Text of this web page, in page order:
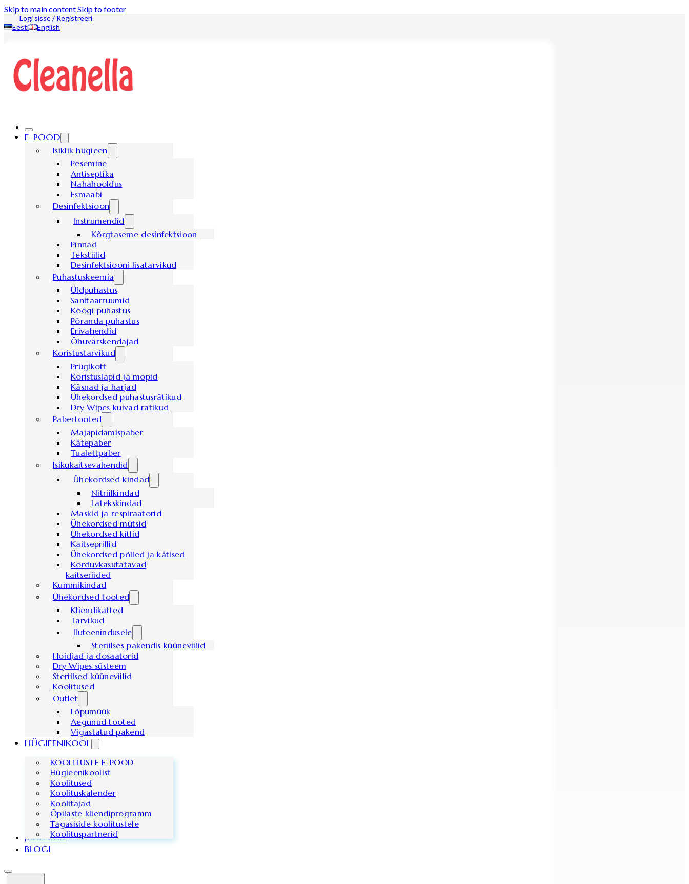
Skip to main contentSkip to footer
Logi sisse / Registreeri
Eesti
English
E-POOD
Isiklik hügieen
Pesemine
Antiseptika
Nahahooldus
Esmaabi
Desinfektsioon
Instrumendid
Kõrgtaseme desinfektsioon
Pinnad
Tekstiilid
Desinfektsiooni lisatarvikud
Puhastuskeemia
Üldpuhastus
Sanitaarruumid
Köögi puhastus
Põranda puhastus
Erivahendid
Õhuvärskendajad
Koristustarvikud
Prügikott
Koristuslapid ja mopid
Käsnad ja harjad
Ühekordsed puhastusrätikud
Dry Wipes kuivad rätikud
Pabertooted
Majapidamispaber
Kätepaber
Tualettpaber
Isikukaitsevahendid
Ühekordsed kindad
Nitriilkindad
Latekskindad
Maskid ja respiraatorid
Ühekordsed mütsid
Ühekordsed kitlid
Kaitseprillid
Ühekordsed põlled ja kätised
Korduvkasutatavad
kaitseriided
Kummikindad
Ühekordsed tooted
Kliendikatted
Tarvikud
Iluteenindusele
Steriilses pakendis küüneviilid
Hoidjad ja dosaatorid
Dry Wipes süsteem
Steriilsed küüneviilid
Koolitused
Outlet
Lõpumüük
Aegunud tooted
Vigastatud pakend
HÜGIEENIKOOL
KOOLITUSTE E-POOD
Hügieenikoolist
Koolitused
Koolituskalender
Koolitajad
Õpilaste kliendiprogramm
Tagasiside koolitustele
Koolituspartnerid
JUHENDID
BLOGI